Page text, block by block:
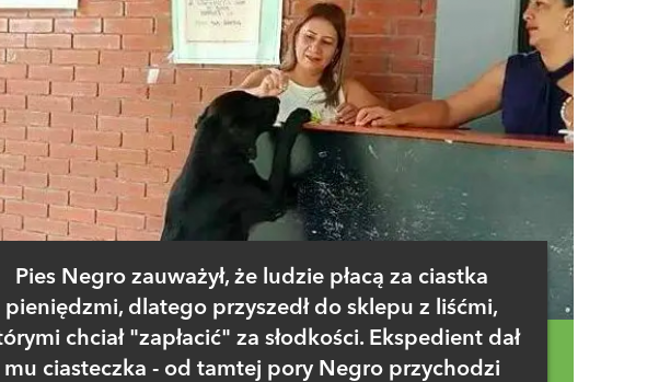
Pies Negro zauważył, że ludzie płacą za ciastka
pieniędzmi, dlatego przyszedł do sklepu z liśćmi,
chciał "zapłacić" za słodkości. Ekspedient dał
mu ciasteczka - od tamtej pory Negro przychodzi